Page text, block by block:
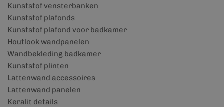
Kunststof vensterbanken
Kunststof plafonds
Kunststof plafond voor badkamer
Houtlook wandpanelen
Wandbekleding badkamer
Kunststof plinten
Lattenwand accessoires
Lattenwand panelen
Keralit details